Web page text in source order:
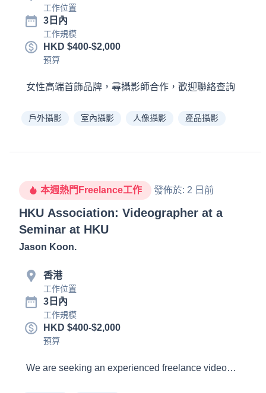
工作位置
3日內
工作規模
HKD $400-$2,000
預算
女性高端首飾品牌，尋攝影師合作，歡迎聯絡查詢
戶外攝影 室內攝影 人像攝影 產品攝影
本週熱門Freelance工作 發佈於: 2 日前
HKU Association: Videographer at a
Seminar at HKU
Jason Koon.
香港
工作位置
3日內
工作規模
HKD $400-$2,000
預算